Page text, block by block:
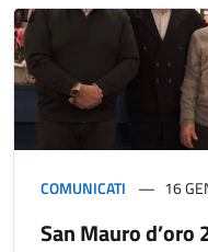
COMUNICATI 16
San Mauro